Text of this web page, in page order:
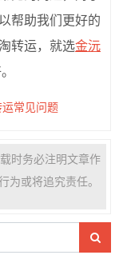
帮助我们更好的
转运，就选金沅
常见问题
时务必注明文章作
或将追究责任。